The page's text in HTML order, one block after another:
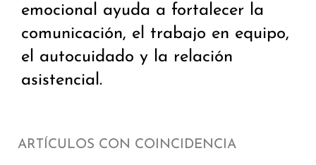
emocional ayuda a fortalecer la
comunicación, el trabajo en equipo,
el autocuidado y la relación
asistencial.
ARTÍCULOS CON COINCIDENCIA